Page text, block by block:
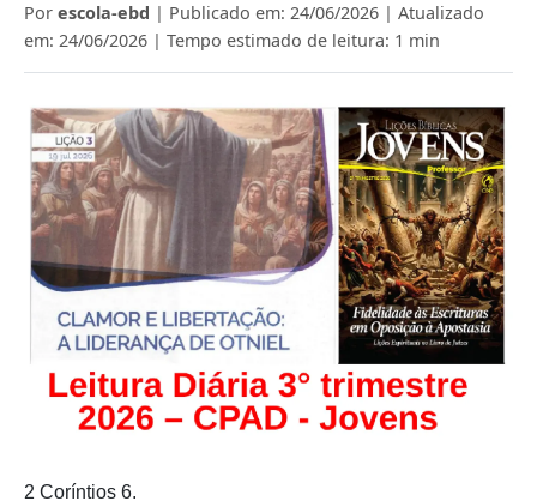
Por escola-ebd | Publicado em: 24/06/2026 | Atualizado
em: 24/06/2026 | Tempo estimado de leitura: 1 min
2 Coríntios 6.